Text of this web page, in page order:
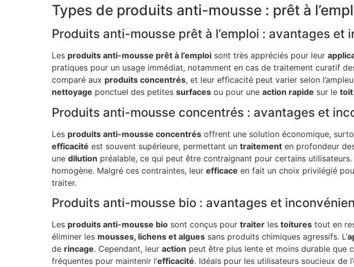
Types de produits anti-mousse : prêt à
Produits anti-mousse prêt à l’emploi : avantages et
Les produits anti-mousse prêt à l’emploi sont très appréciés pour leur
pratiques pour un usage immédiat, notamment en cas de traitement curatif
comparé aux produits concentrés, et leur efficacité peut varier selon
nettoyage ponctuel des petites surfaces ou pour une action rapide sur le toit.
Produits anti-mousse concentrés : avantages et
Les produits anti-mousse concentrés offrent une solution économique,
efficacité est souvent supérieure, permettant un traitement en profondeur
une dilution préalable, ce qui peut être contraignant pour certains utilisateurs.
homogène. Malgré ces contraintes, leur efficace en fait un choix privilégié
traiter.
Produits anti-mousse bio : avantages et
Les produits anti-mousse bio sont conçus pour traiter les toitures tout en
éliminer les mousses, lichens et algues sans produits chimiques agressifs. L’
de rincage. Cependant, leur action peut être plus lente et moins durable que
fréquentes pour maintenir l’efficacité. Idéals pour les utilisateurs soucieux de